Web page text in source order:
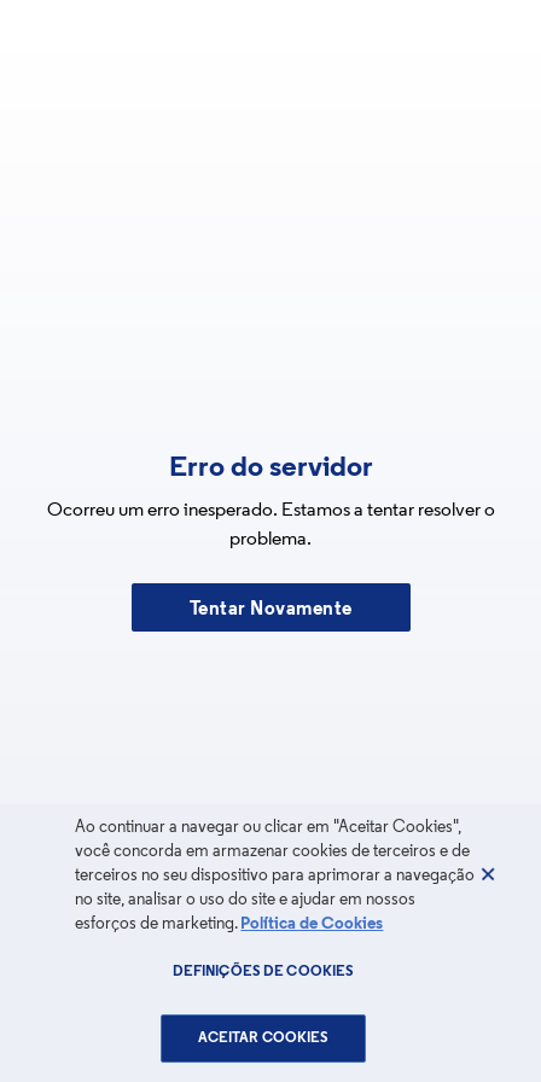
Erro do servidor
Ocorreu um erro inesperado. Estamos a tentar resolver o
problema.
Tentar Novamente
Ao continuar a navegar ou clicar em "Aceitar Cookies",
você concorda em armazenar cookies de terceiros e de
terceiros no seu dispositivo para aprimorar a navegação
no site, analisar o uso do site e ajudar em nossos
esforços de marketing. Política de Cookies
DEFINIÇÕES DE COOKIES
ACEITAR COOKIES